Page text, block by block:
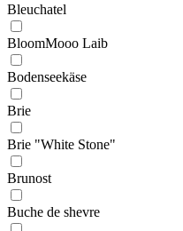
Bleuchatel
BloomMooo Laib
Bodenseekäse
Brie
Brie "White Stone"
Brunost
Buche de shevre